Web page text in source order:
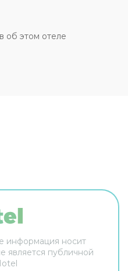
напрокат
и отправиться в
об этом отеле
информация носит
является публичной